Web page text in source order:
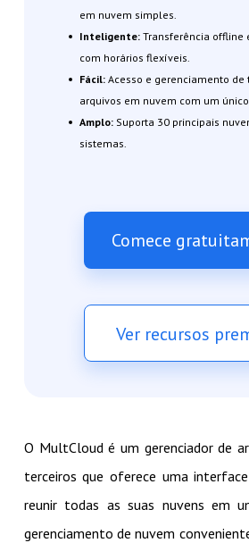
em nuvem simples.
Inteligente:Transferência offline
com horários flexíveis.
Fácil:Acesso e gerenciamento de
arquivos em nuvem com um
Amplo:Suporta 30 principais
sistemas.
Comece
Ver recursos
O MultCloud é um gerenciador de
terceiros que oferece uma
reunir todas as suas nuvens em
gerenciamento de nuvem